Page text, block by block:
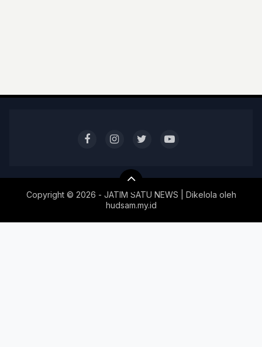
Copyright © 2026 - JATIM SATU NEWS | Dikelola oleh
hudsam.my.id